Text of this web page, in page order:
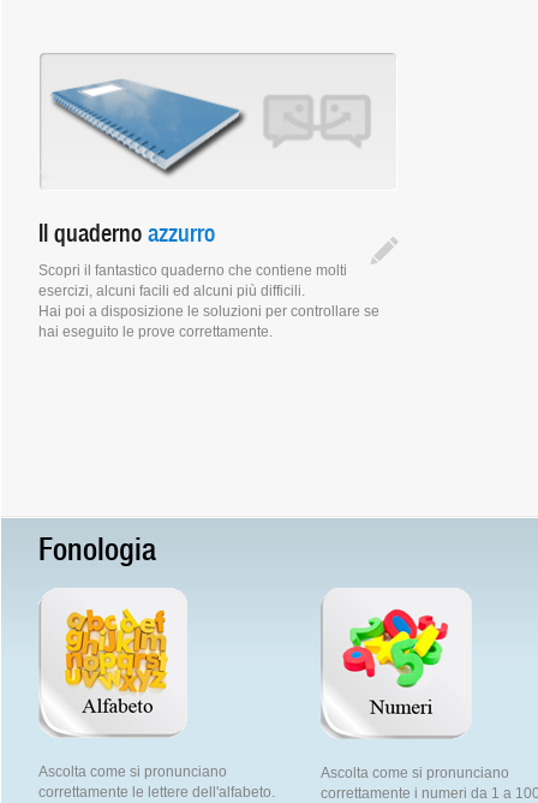
Il quaderno azzurro
Scopri il fantastico quaderno che contiene molti
esercizi, alcuni facili ed alcuni più difficili.
Hai poi a disposizione le soluzioni per controllare se
hai eseguito le prove correttamente.
Fonologia
Ascolta come si pronunciano
correttamente le lettere dell'alfabeto.
Ascolta come si pronunciano
correttamente i numeri da 1 a